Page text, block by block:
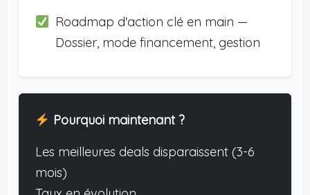
Roadmap d'action clé en main —
Dossier, mode financement, gestion
Pourquoi maintenant ?
Les meilleures deals disparaissent (3-6
mois)